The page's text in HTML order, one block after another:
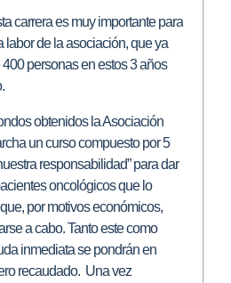
carrera es muy importante para
labor de la asociación, que ya
personas en estos 3 años
obtenidos la Asociación
un curso compuesto por 5
responsabilidad” para dar
oncológicos que lo
por motivos económicos,
a cabo. Tanto este como
inmediata se pondrán en
recaudado. Una vez